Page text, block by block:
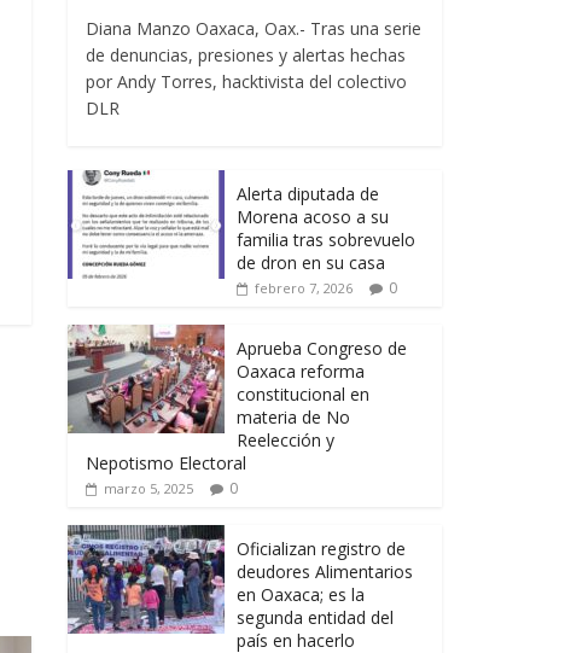
Diana Manzo Oaxaca, Oax.- Tras una serie
de denuncias, presiones y alertas hechas
por Andy Torres, hacktivista del colectivo
DLR
Alerta diputada de
Morena acoso a su
familia tras sobrevuelo
de dron en su casa
febrero 7, 2026 0
Aprueba Congreso de
Oaxaca reforma
constitucional en
materia de No
Reelección y
Nepotismo Electoral
marzo 5, 2025 0
Oficializan registro de
deudores Alimentarios
en Oaxaca; es la
segunda entidad del
país en hacerlo